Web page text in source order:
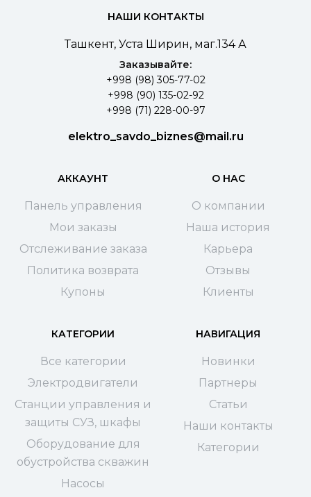
НАШИ КОНТАКТЫ
Ташкент, Уста Ширин, маг.134 А
Заказывайте:
+998 (98) 305-77-02
+998 (90) 135-02-92
+998 (71) 228-00-97
elektro_savdo_biznes@mail.ru
АККАУНТ
Панель управления
Мои заказы
Отслеживание заказа
Политика возврата
Купоны
О НАС
О компании
Наша история
Карьера
Отзывы
Клиенты
КАТЕГОРИИ
Все категории
Электродвигатели
Станции управления и
защиты СУЗ, шкафы
Оборудование для
обустройства скважин
Насосы
НАВИГАЦИЯ
Новинки
Партнеры
Статьи
Наши контакты
Категории